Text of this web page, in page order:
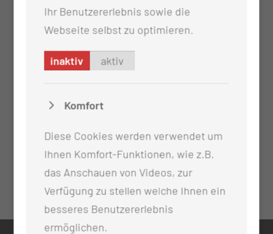
Ihr Benutzererlebnis sowie die
Webseite selbst zu optimieren.
inaktiv aktiv
Komfort
Diese Cookies werden verwendet um
Ihnen Komfort-Funktionen, wie z.B.
das Anschauen von Videos, zur
Verfügung zu stellen welche Ihnen ein
besseres Benutzererlebnis
ermöglichen.